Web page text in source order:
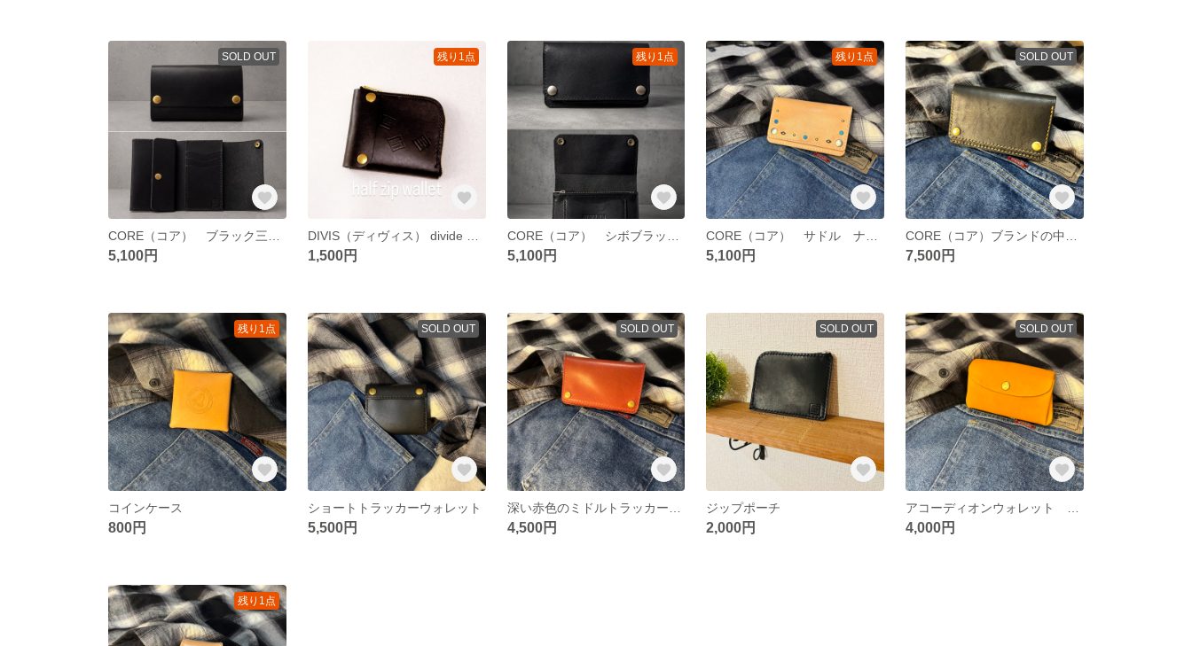
SOLD OUT
5,100円
残り1点
1,500円
残り1点
5,100円
残り1点
5,100円
SOLD OUT
7,500円
残り1点
コインケース
800円
SOLD OUT
ショートトラッカーウォレット
5,500円
SOLD OUT
4,500円
SOLD OUT
ジップポーチ
2,000円
SOLD OUT
4,000円
残り1点